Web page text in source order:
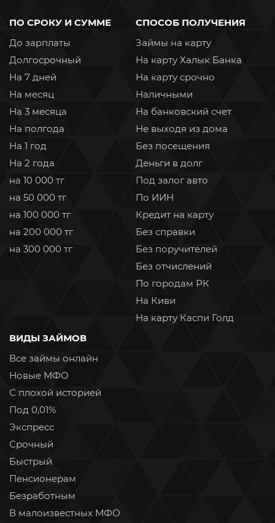
ПО СРОКУ И СУММЕ
До зарплаты
Долгосрочный
На 7 дней
На месяц
На 3 месяца
На полгода
На 1 год
На 2 года
на 10 000 тг
на 50 000 тг
на 100 000 тг
на 200 000 тг
на 300 000 тг
СПОСОБ ПОЛУЧЕНИЯ
Займы на карту
На карту Халык Банка
На карту срочно
Наличными
На банковский счет
Не выходя из дома
Без посещения
Деньги в долг
Под залог авто
По ИИН
Кредит на карту
Без справки
Без поручителей
Без отчислений
По городам РК
На Киви
На карту Каспи Голд
ВИДЫ ЗАЙМОВ
Все займы онлайн
Новые МФО
С плохой историей
Под 0,01%
Экспресс
Срочный
Быстрый
Пенсионерам
Безработным
В малоизвестных МФО